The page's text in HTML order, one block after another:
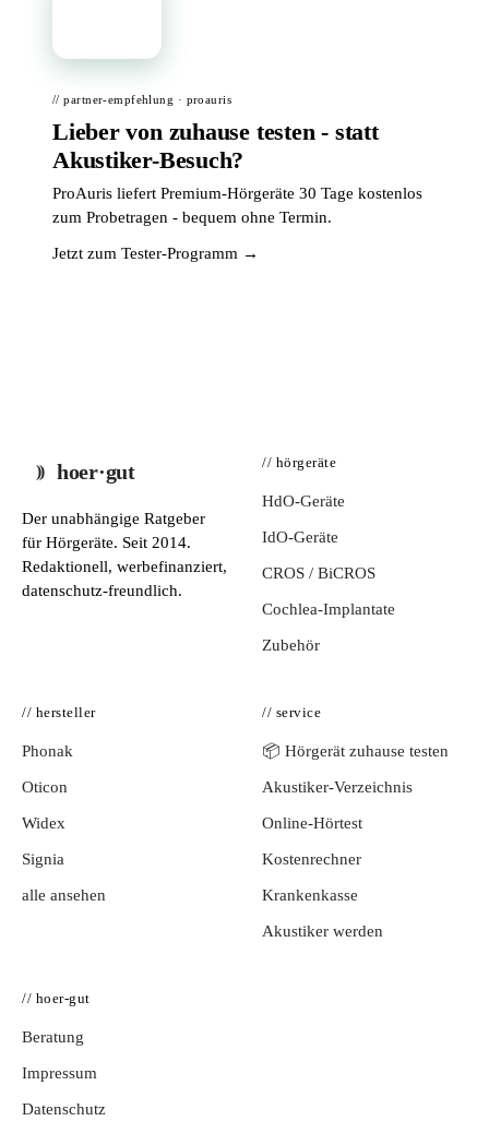
// partner-empfehlung · proauris
Lieber von zuhause testen - statt
Akustiker-Besuch?
ProAuris liefert Premium-Hörgeräte 30 Tage kostenlos
zum Probetragen - bequem ohne Termin.
Jetzt zum Tester-Programm →
hoer·gut
Der unabhängige Ratgeber
für Hörgeräte. Seit 2014.
Redaktionell, werbefinanziert,
datenschutz-freundlich.
// hörgeräte
HdO-Geräte
IdO-Geräte
CROS / BiCROS
Cochlea-Implantate
Zubehör
// hersteller
Phonak
Oticon
Widex
Signia
alle ansehen
// service
📦 Hörgerät zuhause testen
Akustiker-Verzeichnis
Online-Hörtest
Kostenrechner
Krankenkasse
Akustiker werden
// hoer-gut
Beratung
Impressum
Datenschutz